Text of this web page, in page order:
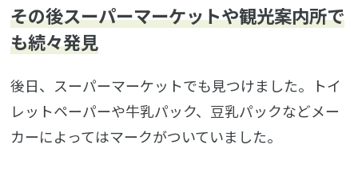
その後スーパーマーケットや観光案内所で
も続々発見
後日、スーパーマーケットでも見つけました。トイ
レットペーパーや牛乳パック、豆乳パックなどメー
カーによってはマークがついていました。